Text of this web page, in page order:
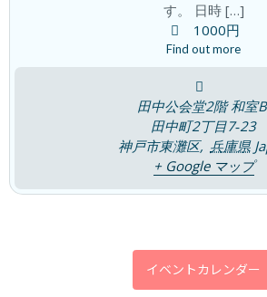
心と頭がざわざわ
い
す。 日時 […]
1000円
Find out more
田中公会堂2階 和室
田中町2丁目7‐23
神戸市東灘区, 兵庫県
+ Google マップ
イベントカレンダー